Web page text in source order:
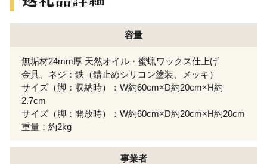
容量
無垢材24mm厚 天然オイル・蜜蝋ワックス仕上げ
金具、ネジ：鉄（錆止めシリコン塗装、メッキ）
サイズ（脚：収納時）：W約60cm×D約20cm×H約
2.7cm
サイズ（脚：開放時）：W約60cm×D約20cm×H約20cm
重量：約2kg
事業者